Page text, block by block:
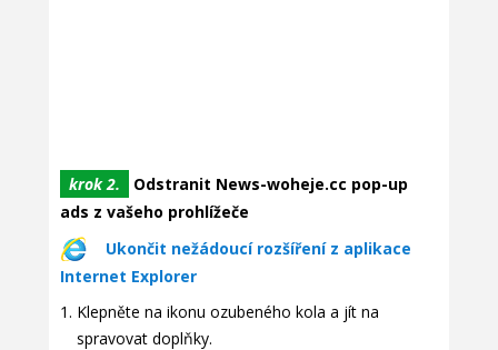
krok 2.
Odstranit News-woheje.cc pop-up
ads z vašeho prohlížeče
Ukončit nežádoucí rozšíření z aplikace
Internet Explorer
Klepněte na ikonu ozubeného kola a jít na
spravovat doplňky.